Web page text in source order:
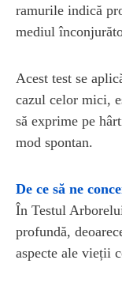
ramurile indică
mediul
Acest test se
cazul celor mici,
să exprime pe
mod spontan.
De ce să ne
În Testul
profundă,
aspecte ale vieții